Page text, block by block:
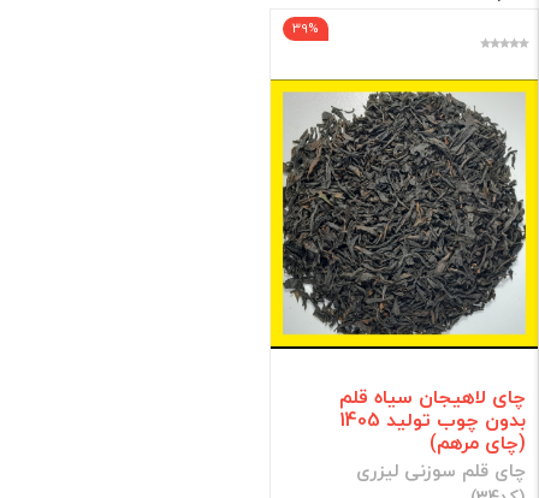
فیلتر براساس قیمت :
قیمت:0 - 490,000
فیلتر
39%
چای لاهیجان سیاه قلم
بدون چوب تولید 1405
(چای مرهم)
چای قلم سوزنی لیزری